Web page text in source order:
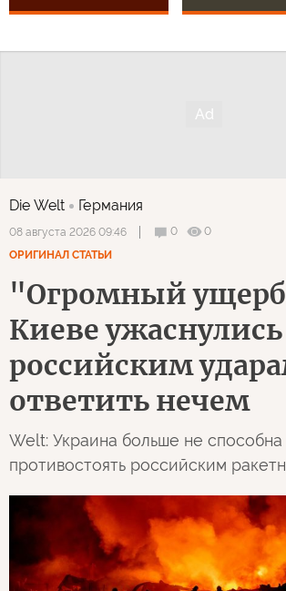
Die Welt Германия
08 августа 2026 09:46 0
0
ОРИГИНАЛ СТАТЬИ
"Огромный
Киеве ужаснулись
российским
ответить нечем
Welt: Украина больше не способна
противостоять российским